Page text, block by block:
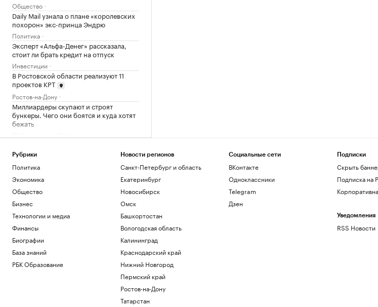
Общество
Daily Mail узнала о плане «королевских
похорон» экс-принца Эндрю
Политика
Эксперт «Альфа-Денег» рассказала,
стоит ли брать кредит на отпуск
Инвестиции
В Ростовской области реализуют 11
проектов КРТ
Ростов-на-Дону
Миллиардеры скупают и строят
бункеры. Чего они боятся и куда хотят
бежать
показали кадры с Моджтабой Хаменеи.
Политика
Рубрики
Политика
Экономика
Общество
Бизнес
Технологии и медиа
Финансы
Биографии
База знаний
РБК Образование
Новости регионов
Санкт-Петербург и область
Екатеринбург
Новосибирск
Омск
Башкортостан
Вологодская область
Калининград
Краснодарский край
Нижний Новгород
Пермский край
Ростов-на-Дону
Татарстан
Социальные сети
ВКонтакте
Одноклассники
Telegram
Дзен
Подписки
Скрыть
Подписка на
Уведомления
RSS Новости